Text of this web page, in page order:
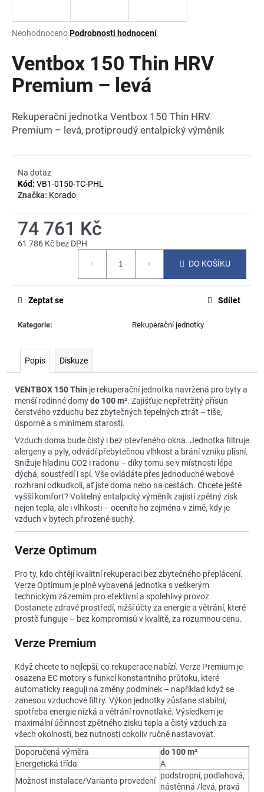
Průměrné
produktu
je
0,0
hvězdiček.
NeohodnocenoPodrobnosti hodnocení
Ventbox 150 Thin HRV
Premium – levá
Rekuperační jednotka Ventbox 150 Thin HRV
Premium – levá, protiproudý entalpický výměník
Na dotaz
Kód: VB1-0150-TC-PHL
Značka: Korado
74 761 Kč
61 786 Kč bez DPH
DO KOŠÍKU
Kategorie: Rekuperační jednotky
Zeptat se Sdílet
Popis Diskuze
VENTBOX 150 Thin je rekuperační jednotka navržená pro byty a
menší rodinné domydo 100 m². Zajišťuje nepřetržitý přísun
čerstvého vzduchu bez zbytečných tepelných ztrát – tiše,
úsporně a s minimem starostí.
Vzduch doma bude čistý i bez otevřeného okna. Jednotka filtruje
alergeny a pyly, odvádí přebytečnou vlhkost a brání vzniku plísní.
Snižuje hladinu CO2 i radonu – díky tomu se v místnosti lépe
dýchá, soustředí i spí. Vše ovládáte přes jednoduché webové
rozhraní odkudkoli, ať jste doma nebo na cestách. Chcete ještě
vyšší komfort? Volitelný entalpický výměník zajistí zpětný zisk
nejen tepla, ale i vlhkosti – oceníte ho zejména v zimě, kdy je
vzduch v bytech přirozeně suchý.
Verze Optimum
Pro ty, kdo chtějí kvalitní rekuperaci bez zbytečného přeplácení.
Verze Optimum je plně vybavená jednotka s veškerým
technickým zázemím pro efektivní a spolehlivý provoz.
Dostanete zdravé prostředí, nižší účty za energie a větrání, které
prostě funguje – bez kompromisů v kvalitě, za rozumnou cenu.
Verze Premium
Když chcete to nejlepší, co rekuperace nabízí. Verze Premium je
osazena EC motory s funkcí konstantního průtoku, které
automaticky reagují na změny podmínek – například když se
zanesou vzduchové filtry. Výkon jednotky zůstane stabilní,
spotřeba energie nízká a větrání rovnotlaké. Výsledkem je
maximální účinnost zpětného zisku tepla a čistý vzduch za
všech okolností, bez nutnosti cokoliv ručně nastavovat.
Doporučená výměra
do 100 m²
Energetická třída
A
Možnost instalace/Varianta provedení
podstropní, podlahová,
nástěnná /levá, pravá
j
t
?
HLEDAT
D
o
p
m
e